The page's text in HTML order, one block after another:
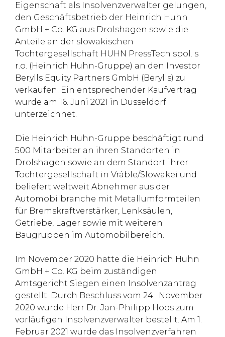
Eigenschaft als Insolvenzverwalter gelungen,
den Geschäftsbetrieb der Heinrich Huhn
GmbH + Co. KG aus Drolshagen sowie die
Anteile an der slowakischen
Tochtergesellschaft HUHN PressTech spol. s
r.o. (Heinrich Huhn-Gruppe) an den Investor
Berylls Equity Partners GmbH (Berylls) zu
verkaufen. Ein entsprechender Kaufvertrag
wurde am 16. Juni 2021 in Düsseldorf
unterzeichnet.
Die Heinrich Huhn-Gruppe beschäftigt rund
500 Mitarbeiter an ihren Standorten in
Drolshagen sowie an dem Standort ihrer
Tochtergesellschaft in Vráble/Slowakei und
beliefert weltweit Abnehmer aus der
Automobilbranche mit Metallumformteilen
für Bremskraftverstärker, Lenksäulen,
Getriebe, Lager sowie mit weiteren
Baugruppen im Automobilbereich.
Im November 2020 hatte die Heinrich Huhn
GmbH + Co. KG beim zuständigen
Amtsgericht Siegen einen Insolvenzantrag
gestellt. Durch Beschluss vom 24. November
2020 wurde Herr Dr. Jan-Philipp Hoos zum
vorläufigen Insolvenzverwalter bestellt. Am 1.
Februar 2021 wurde das Insolvenzverfahren